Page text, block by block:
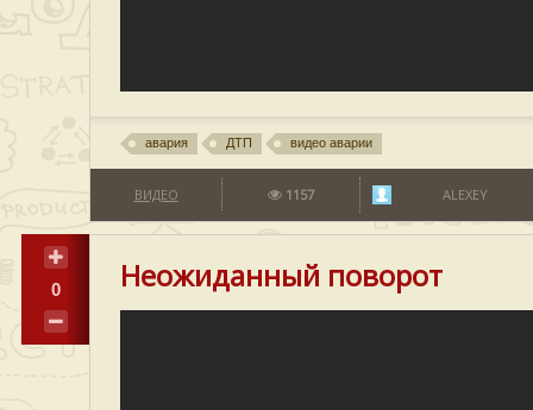
авария ДТП видео аварии
ВИДЕО 1157 ALEXEY
0 Неожиданный поворот